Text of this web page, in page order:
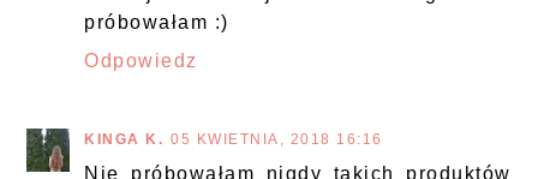
próbowałam :)
Odpowiedz
KINGA K. 05 KWIETNIA, 2018 16:16
Nie próbowałam nigdy takich produktów